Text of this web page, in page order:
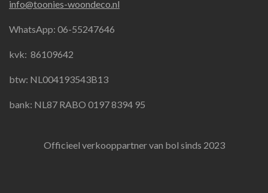
b
o
k
a
g
a
s
A
info@toonies-woondeco.nl
WhatsApp: 06-55247646
kvk: 86109642
btw: NL004193543B13
bank: NL87 RABO 0197 8394 95
Officieel verkooppartner van bol sinds 2023